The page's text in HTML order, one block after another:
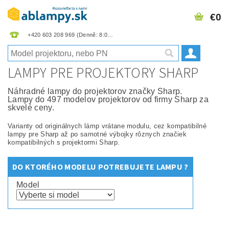
+420 603 208 969
€0
LAMPY PRE PROJEKTORY SHARP
Náhradné lampy do projektorov značky Sharp.
Lampy do 497 modelov projektorov od firmy Sharp za
skvelé ceny.
Varianty od originálnych lámp vrátane modulu, cez kompatibilné
lampy pre Sharp až po samotné výbojky rôznych značiek
kompatibilných s projektormi Sharp.
DO KTORÉHO MODELU POTREBUJETE LAMPU ?
Model